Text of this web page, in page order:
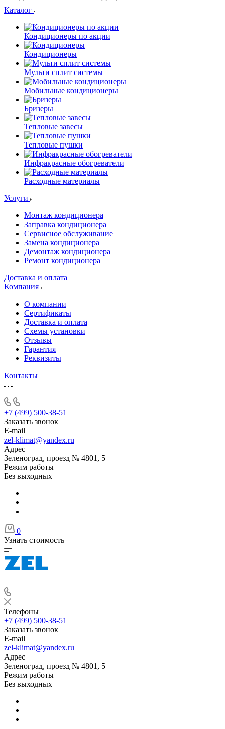
Каталог
Кондиционеры по акции
Кондиционеры
Мульти сплит системы
Мобильные кондиционеры
Бризеры
Тепловые завесы
Тепловые пушки
Инфракрасные обогреватели
Расходные материалы
Услуги
Монтаж кондиционера
Заправка кондиционера
Сервисное обслуживание
Замена кондиционера
Демонтаж кондиционера
Ремонт кондиционера
Доставка и оплата
Компания
О компании
Сертификаты
Доставка и оплата
Схемы установки
Отзывы
Гарантия
Реквизиты
Контакты
+7 (499) 500-38-51
Заказать звонок
E-mail
zel-klimat@yandex.ru
Адрес
Зеленоград, проезд № 4801, 5
Режим работы
Без выходных
0
Узнать стоимость
Телефоны
+7 (499) 500-38-51
Заказать звонок
E-mail
zel-klimat@yandex.ru
Адрес
Зеленоград, проезд № 4801, 5
Режим работы
Без выходных